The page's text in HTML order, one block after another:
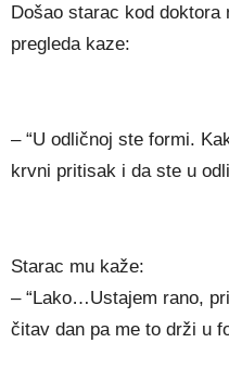
Došao starac kod doktora
pregleda kaze:
– “U odličnoj ste formi.
krvni pritisak i da ste u
Starac mu kaže:
– “Lako…Ustajem rano,
čitav dan pa me to drži u